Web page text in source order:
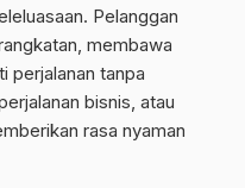
Pelanggan
membawa
perjalanan tanpa
bisnis, atau
rasa nyaman